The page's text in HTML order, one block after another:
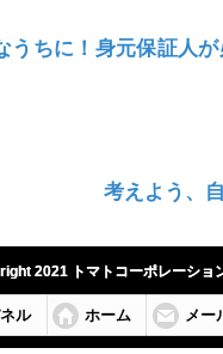
うちに！身元保証人
考えよう、
2021 トマトコーポレーショ
ル ホーム メー